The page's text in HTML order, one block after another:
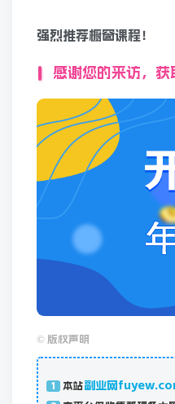
强烈推荐橱窗课程！
感谢您的来访，获
© 版权声明
1 本站副业网